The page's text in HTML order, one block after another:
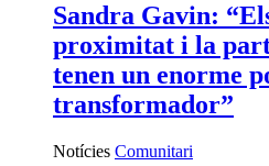
Sandra Gavin:
proximitat i la
tenen un enorme
transformador”
Notícies Comunitari